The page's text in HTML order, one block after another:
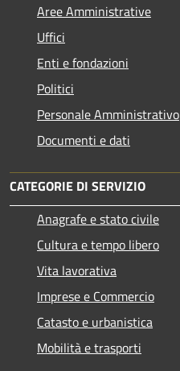
Aree Amministrative
Uffici
Enti e fondazioni
Politici
Personale Amministrativo
Documenti e dati
CATEGORIE DI SERVIZIO
Anagrafe e stato civile
Cultura e tempo libero
Vita lavorativa
Imprese e Commercio
Catasto e urbanistica
Mobilità e trasporti